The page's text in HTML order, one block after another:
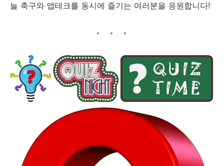
늘 축구와 앱테크를 동시에 즐기는 여러분을 응원합니다!